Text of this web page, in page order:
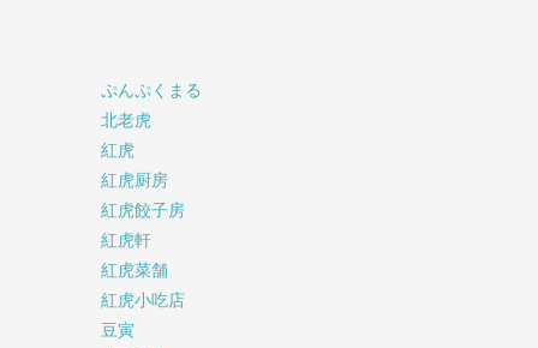
ぷんぷくまる
北老虎
紅虎
紅虎厨房
紅虎餃子房
紅虎軒
紅虎菜舗
紅虎小吃店
豆寅